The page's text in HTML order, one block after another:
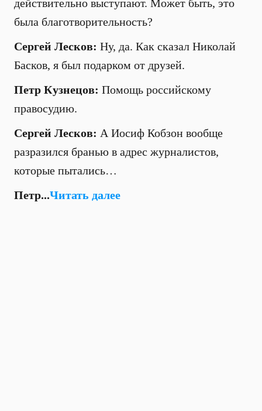
действительно выступают. Может быть, это
была благотворительность?
Сергей Лесков: Ну, да. Как сказал Николай
Басков, я был подарком от друзей.
Петр Кузнецов: Помощь российскому
правосудию.
Сергей Лесков: А Иосиф Кобзон вообще
разразился бранью в адрес журналистов,
которые пытались…
Петр...Читать далее